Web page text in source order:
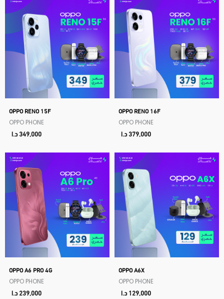
OPPO RENO 15F
OPPO PHONE
349,000د.ا
OPPO RENO 16F
OPPO PHONE
379,000د.ا
OPPO A6 PRO 4G
OPPO PHONE
239,000د.ا
OPPO A6X
OPPO PHONE
129,000د.ا